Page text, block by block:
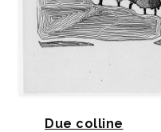
Due colline